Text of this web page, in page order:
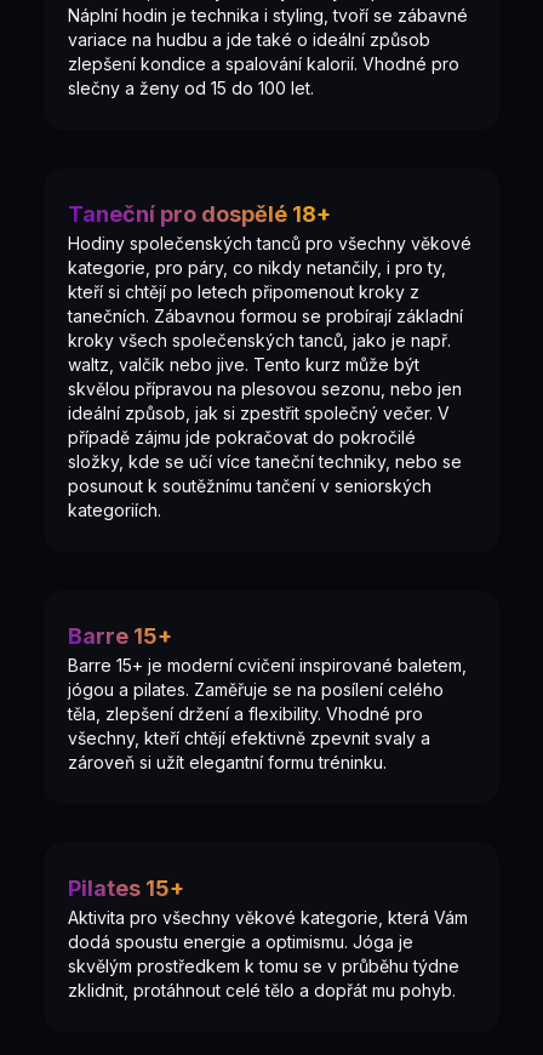
Náplní hodin je technika i styling, tvoří se zábavné
variace na hudbu a jde také o ideální způsob
zlepšení kondice a spalování kalorií. Vhodné pro
slečny a ženy od 15 do 100 let.
Taneční pro dospělé 18+
Hodiny společenských tanců pro všechny věkové
kategorie, pro páry, co nikdy netančily, i pro ty,
kteří si chtějí po letech připomenout kroky z
tanečních. Zábavnou formou se probírají základní
kroky všech společenských tanců, jako je např.
waltz, valčík nebo jive. Tento kurz může být
skvělou přípravou na plesovou sezonu, nebo jen
ideální způsob, jak si zpestřit společný večer. V
případě zájmu jde pokračovat do pokročilé
složky, kde se učí více taneční techniky, nebo se
posunout k soutěžnímu tančení v seniorských
kategoriích.
Barre 15+
Barre 15+ je moderní cvičení inspirované baletem,
jógou a pilates. Zaměřuje se na posílení celého
těla, zlepšení držení a flexibility. Vhodné pro
všechny, kteří chtějí efektivně zpevnit svaly a
zároveň si užít elegantní formu tréninku.
Pilates 15+
Aktivita pro všechny věkové kategorie, která Vám
dodá spoustu energie a optimismu. Jóga je
skvělým prostředkem k tomu se v průběhu týdne
zklidnit, protáhnout celé tělo a dopřát mu pohyb.